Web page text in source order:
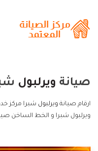
صيانة ويرلبول
ارقام صيانة ويرلبول شبرا مركز
ويرلبول شبرا و الخط الساخن